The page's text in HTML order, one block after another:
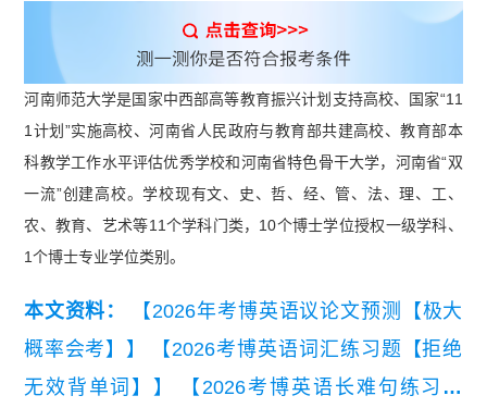
河南师范大学是国家中西部高等教育振兴计划支持高校、国家“11
1计划”实施高校、河南省人民政府与教育部共建高校、教育部本
科教学工作水平评估优秀学校和河南省特色骨干大学，河南省“双
一流”创建高校。学校现有文、史、哲、经、管、法、理、工、
农、教育、艺术等11个学科门类，10个博士学位授权一级学科、
1个博士专业学位类别。
本文资料：
【2026年考博英语议论文预测【极大
概率会考】】
【2026考博英语词汇练习题【拒绝
无效背单词】】
【2026考博英语长难句练习题